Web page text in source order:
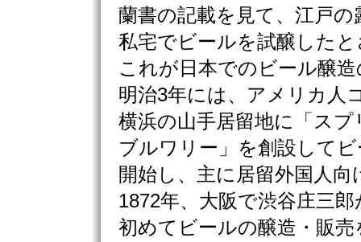
蘭書の記載を見て、江戸の
私宅でビールを試醸した
これが日本でのビール醸
明治3年には、アメリカ人
横浜の山手居留地に「ス
ブルワリー」を創設して
開始し、主に居留外国人
1872年、大阪で渋谷庄三
初めてビールの醸造・販